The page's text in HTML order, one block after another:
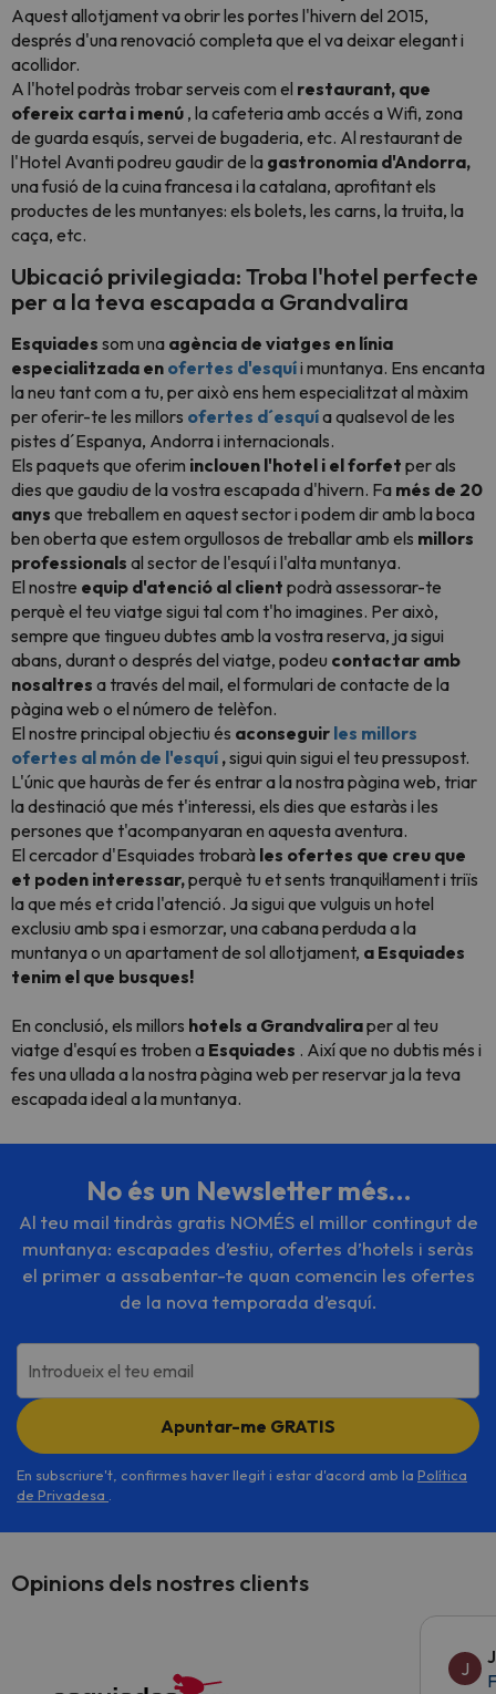
Aquest allotjament va obrir les portes l'hivern del 2015,
després d'una renovació completa que el va deixar elegant i
acollidor.
A l'hotel podràs trobar serveis com el restaurant, que
ofereix carta i menú , la cafeteria amb accés a Wifi, zona
de guarda esquís, servei de bugaderia, etc. Al restaurant de
l'Hotel Avanti podreu gaudir de la gastronomia d'Andorra,
una fusió de la cuina francesa i la catalana, aprofitant els
productes de les muntanyes: els bolets, les carns, la truita, la
caça, etc.
Ubicació privilegiada: Troba l'hotel perfecte
per a la teva escapada a Grandvalira
Esquiades som una agència de viatges en línia
especialitzada en ofertes d'esquíi muntanya. Ens encanta
la neu tant com a tu, per això ens hem especialitzat al màxim
per oferir-te les millors ofertes d´esquía qualsevol de les
pistes d´Espanya, Andorra i internacionals.
Els paquets que oferim inclouen l'hotel i el forfet per als
dies que gaudiu de la vostra escapada d'hivern. Fa més de 20
anys que treballem en aquest sector i podem dir amb la boca
ben oberta que estem orgullosos de treballar amb els millors
professionals al sector de l'esquí i l'alta muntanya.
El nostre equip d'atenció al client podrà assessorar-te
perquè el teu viatge sigui tal com t'ho imagines. Per això,
sempre que tingueu dubtes amb la vostra reserva, ja sigui
abans, durant o després del viatge, podeu contactar amb
nosaltres a través del mail, el formulari de contacte de la
pàgina web o el número de telèfon.
El nostre principal objectiu és aconseguir les millors
ofertes al món de l'esquí ,sigui quin sigui el teu pressupost.
L'únic que hauràs de fer és entrar a la nostra pàgina web, triar
la destinació que més t'interessi, els dies que estaràs i les
persones que t'acompanyaran en aquesta aventura.
El cercador d'Esquiades trobarà les ofertes que creu que
et poden interessar,perquè tu et sents tranquil·lament i triïs
la que més et crida l'atenció. Ja sigui que vulguis un hotel
exclusiu amb spa i esmorzar, una cabana perduda a la
muntanya o un apartament de sol allotjament, a Esquiades
tenim el que busques!
En conclusió, els millors hotels a Grandvaliraper al teu
viatge d'esquí es troben a Esquiades . Així que no dubtis més i
fes una ullada a la nostra pàgina web per reservar ja la teva
escapada ideal a la muntanya.
No és un Newsletter més…
Al teu mail tindràs gratis NOMÉS el millor contingut de
muntanya: escapades d’estiu, ofertes d’hotels i seràs
el primer a assabentar-te quan comencin les ofertes
de la nova temporada d’esquí.
Introdueix el teu email
Apuntar-me GRATIS
En subscriure't, confirmes haver llegit i estar d'acord amb la Política
de Privadesa
Opinions dels nostres clients
J